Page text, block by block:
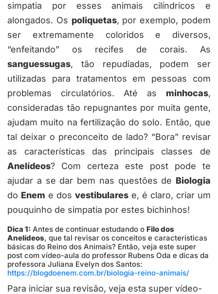
simpatia por esses animais cilíndricos e
alongados. Os poliquetas, por exemplo, podem
ser extremamente coloridos e diversos,
“enfeitando” os recifes de corais. As
sanguessugas, tão repudiadas, podem ser
utilizadas para tratamentos em pessoas com
problemas circulatórios. Até as minhocas,
consideradas tão repugnantes por muita gente,
ajudam muito na fertilização do solo. Então, que
tal deixar o preconceito de lado? “Bora” revisar
as características das principais classes de
Anelídeos? Com certeza este post pode te
ajudar a se dar bem nas questões de Biologia
do Enem e dos vestibulares e, é claro, criar um
pouquinho de simpatia por estes bichinhos!
Dica 1: Antes de continuar estudando o Filo dos
Anelídeos, que tal revisar os conceitos e características
básicas do Reino dos Animais? Então, veja este super
post com vídeo-aula do professor Rubens Oda e dicas da
professora Juliana Evelyn dos Santos:
https://blogdoenem.com.br/biologia-reino-animais/
Para iniciar sua revisão, veja esta super vídeo-